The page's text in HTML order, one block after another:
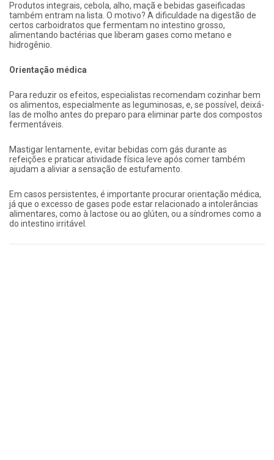
Produtos integrais, cebola, alho, maçã e bebidas gaseificadas
também entram na lista. O motivo? A dificuldade na digestão de
certos carboidratos que fermentam no intestino grosso,
alimentando bactérias que liberam gases como metano e
hidrogênio.
Orientação médica
Para reduzir os efeitos, especialistas recomendam cozinhar bem
os alimentos, especialmente as leguminosas, e, se possível, deixá-
las de molho antes do preparo para eliminar parte dos compostos
fermentáveis.
Mastigar lentamente, evitar bebidas com gás durante as
refeições e praticar atividade física leve após comer também
ajudam a aliviar a sensação de estufamento.
Em casos persistentes, é importante procurar orientação médica,
já que o excesso de gases pode estar relacionado a intolerâncias
alimentares, como à lactose ou ao glúten, ou a síndromes como a
do intestino irritável.